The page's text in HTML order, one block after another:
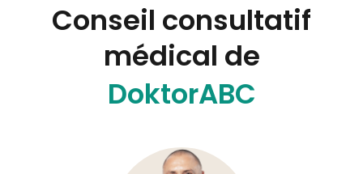
Conseil consultatif
médical de
DoktorABC